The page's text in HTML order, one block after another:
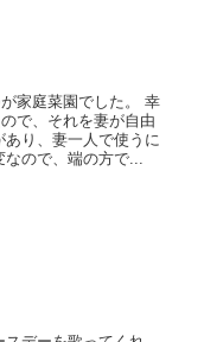
家庭菜園でした。 幸
で、それを妻が自由
り、妻一人で使うに
ので、端の方で...